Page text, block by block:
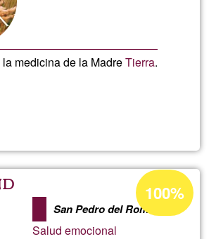
medicina de la MadreTierra.
San Pedro del Romeral
Salud emocional
Percentatge
d'acceptació
de
100%